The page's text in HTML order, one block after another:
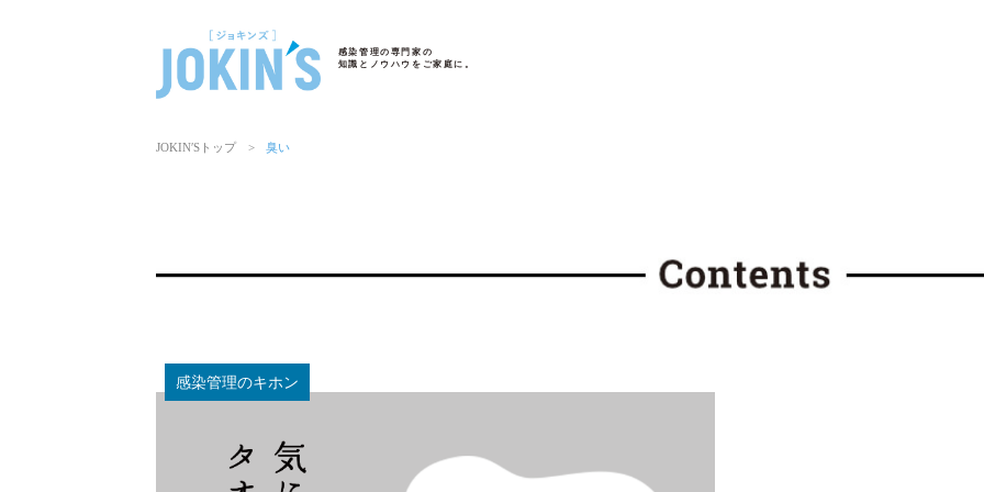
感染管理の専門家の
知識とノウハウをご家庭に。
JOKIN′Sトップ > 臭い
感染管理のキホン